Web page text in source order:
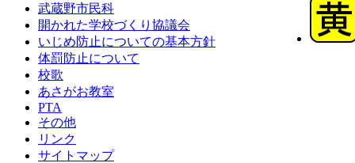
武蔵野市民科
開かれた学校づくり協議会
いじめ防止についての基本方針
体罰防止について
校歌
あさがお教室
PTA
その他
リンク
サイトマップ